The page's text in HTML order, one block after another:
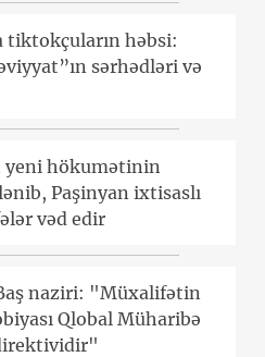
tiktokçuların həbsi:
sərhədləri və
yeni hökumətinin
Paşinyan ixtisaslı
vəd edir
naziri: "Müxalifətin
Qlobal Müharibə